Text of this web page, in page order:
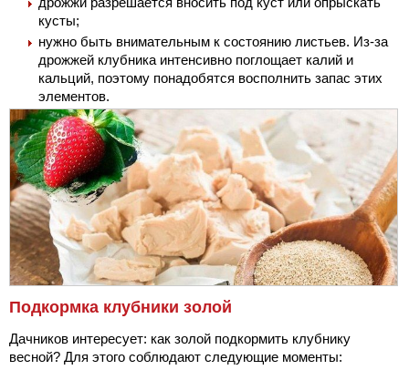
кусты;
нужно быть внимательным к состоянию листьев. Из-за
дрожжей клубника интенсивно поглощает калий и
кальций, поэтому понадобятся восполнить запас этих
элементов.
Подкормка клубники золой
Дачников интересует: как золой подкормить клубнику
весной? Для этого соблюдают следующие моменты: